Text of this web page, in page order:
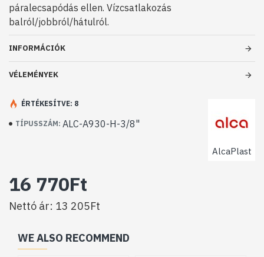
páralecsapódás ellen. Vízcsatlakozás
balról/jobbról/hátulról.
INFORMÁCIÓK
VÉLEMÉNYEK
TÍPUSSZÁM: ALC-A930-H-3/8"
AlcaPlast
ÉRTÉKESÍTVE: 8
16 770Ft
Nettó ár: 13 205Ft
WE ALSO RECOMMEND